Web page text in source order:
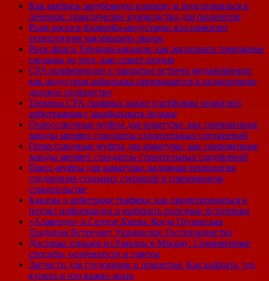
Как выбрать зарубежную клинику и подготовиться к
лечению: практическое руководство для пациентов
Роли роста в блокчейн-индустрии: кто помогает
технологиям завоёвывать рынок
Риск-флаги Telegram-каналов: как распознать тревожные
сигналы до того, как станет поздно
CPA-конференции и закрытые встречи медиабайеров:
как индустрия арбитража превращается в полноценное
деловое сообщество
Трекеры CPA-трафика: какие платформы помогают
арбитражнику зарабатывать больше
Опрессовочные муфты для арматуры: как современные
заводы меняют стандарты строительных соединений
Опрессовочные муфты для арматуры: как современные
заводы меняют стандарты строительных соединений
Пресс-муфты для арматуры: надежная технология
соединения стальных стержней в современном
строительстве
Каналы о арбитраже трафика: как ориентироваться в
потоке информации и выбирать полезные источники
«Алаверди» в Сердце Киева: Когда Грузинская
Традиция Встречает Украинское Гостеприимство
Доставка товаров из Европы в Москву: Современные
способы, особенности и советы
Запчасти для грузовиков и прицепов: Как выбрать, где
купить и что важно знать